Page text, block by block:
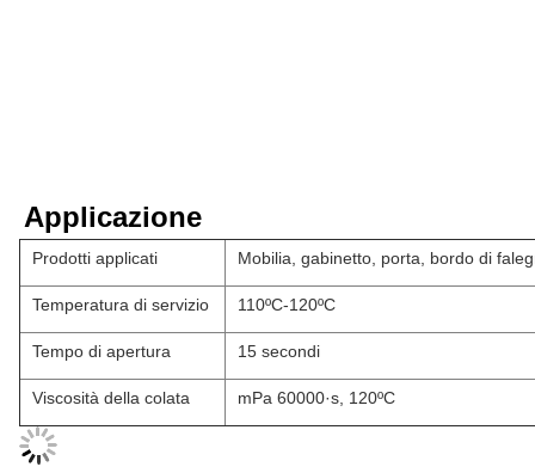
Applicazione
Prodotti applicati Mobilia, gabinetto, porta, bordo di
Temperatura di servizio 110ºC-120ºC
Tempo di apertura 15 secondi
Viscosità della colata mPa 60000·s, 120ºC